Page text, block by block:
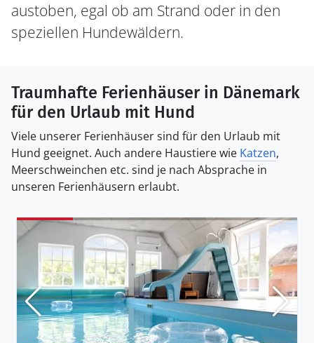
austoben, egal ob am Strand oder in den
speziellen Hundewäldern.
Traumhafte Ferienhäuser in Dänemark
für den Urlaub mit Hund
Viele unserer Ferienhäuser sind für den Urlaub mit
Hund geeignet. Auch andere Haustiere wie Katzen,
Meerschweinchen etc. sind je nach Absprache in
unseren Ferienhäusern erlaubt.